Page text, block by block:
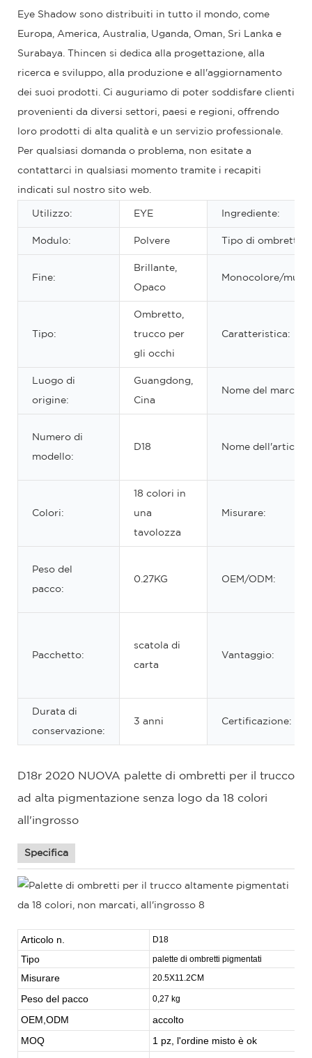
Eye Shadow sono distribuiti in tutto il mondo, come
Europa, America, Australia, Uganda, Oman, Sri Lanka e
Surabaya. Thincen si dedica alla progettazione, alla
ricerca e sviluppo, alla produzione e all'aggiornamento
dei suoi prodotti. Ci auguriamo di poter soddisfare clienti
provenienti da diversi settori, paesi e regioni, offrendo
loro prodotti di alta qualità e un servizio professionale.
Per qualsiasi domanda o problema, non esitate a
contattarci in qualsiasi momento tramite i recapiti
indicati sul nostro sito web.
Utilizzo: EYE Ingrediente:
Modulo: Polvere Tipo di ombretto:
Fine:
Brillante,
Opaco
Monocolore/
Tipo:
Ombretto,
trucco per
gli occhi
Caratteristica:
Luogo di
origine:
Guangdong,
Cina
Nome del marchio:
Numero di
modello:
D18 Nome dell'articolo:
Colori:
18 colori in
una
tavolozza
Misurare:
Peso del
pacco:
0.27KG OEM/ODM:
Pacchetto:
scatola di
carta
Vantaggio:
Durata di
conservazione:
3 anni Certificazione:
D18r 2020 NUOVA palette di ombretti per il trucco
ad alta pigmentazione senza logo da 18 colori
all'ingrosso
Specifica
Articolo n. D18
Tipo palette di ombretti pigmentati
Misurare 20.5X11.2CM
Peso del pacco 0,27 kg
OEM,ODM
accolto
MOQ
1 pz, l'ordine misto è ok